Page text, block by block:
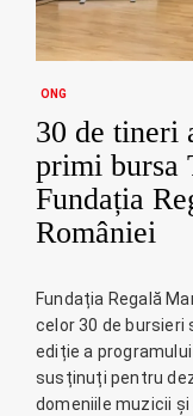
ONG
30 de tineri
primi bursa
Fundația
României
Fundația Regală
celor 30 de
ediție a
susținuți pentru
domeniile muzicii